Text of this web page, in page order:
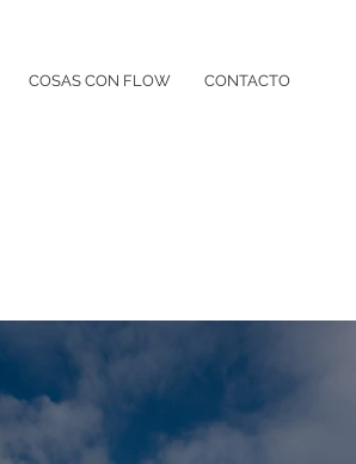
COSAS CON FLOW CONTACTO